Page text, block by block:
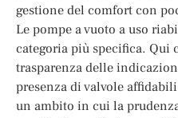
gestione del comfort con
Le pompe a vuoto a uso
categoria più specifica. Qui
trasparenza delle
presenza di valvole
un ambito in cui la